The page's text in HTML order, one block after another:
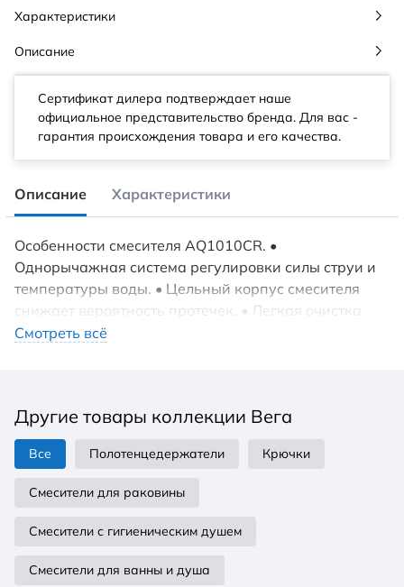
Характеристики
Описание
Сертификат дилера подтверждает наше
официальное представительство бренда. Для вас -
гарантия происхождения товара и его качества.
Описание Характеристики
Особенности смесителя AQ1010CR. •
Однорычажная система регулировки силы струи и
температуры воды. • Цельный корпус смесителя
снижает вероятность протечек. • Легкая очистка
аэратора. • Оптимальная длина подводки.
Смотреть всё
Другие товары коллекции Вега
Все Полотенцедержатели Крючки
Смесители для раковины
Смесители с гигиеническим душем
Смесители для ванны и душа